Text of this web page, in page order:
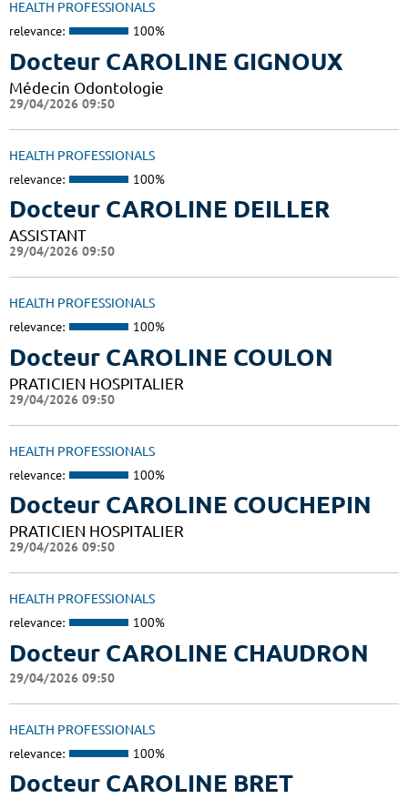
HEALTH PROFESSIONALS
relevance: 100%
Docteur CAROLINE GIGNOUX
Médecin Odontologie
29/04/2026 09:50
HEALTH PROFESSIONALS
relevance: 100%
Docteur CAROLINE DEILLER
ASSISTANT
29/04/2026 09:50
HEALTH PROFESSIONALS
relevance: 100%
Docteur CAROLINE COULON
PRATICIEN HOSPITALIER
29/04/2026 09:50
HEALTH PROFESSIONALS
relevance: 100%
Docteur CAROLINE COUCHEPIN
PRATICIEN HOSPITALIER
29/04/2026 09:50
HEALTH PROFESSIONALS
relevance: 100%
Docteur CAROLINE CHAUDRON
29/04/2026 09:50
HEALTH PROFESSIONALS
relevance: 100%
Docteur CAROLINE BRET